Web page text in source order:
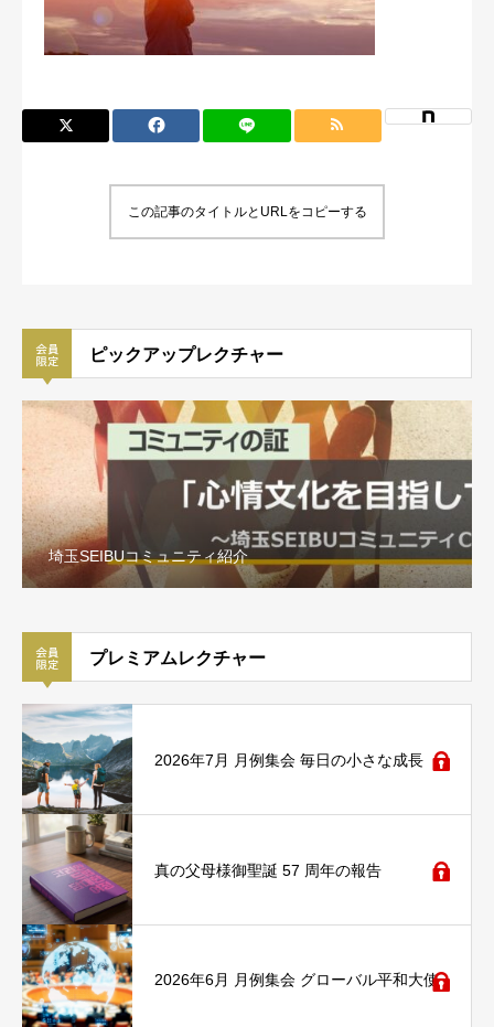
この記事のタイトルとURLをコピーする
ピックアップレクチャー
埼玉SEIBUコミュニティ紹介
プレミアムレクチャー
2026年7月 月例集会 毎日の小さな成長
真の父母様御聖誕 57 周年の報告
2026年6月 月例集会 グローバル平和大使